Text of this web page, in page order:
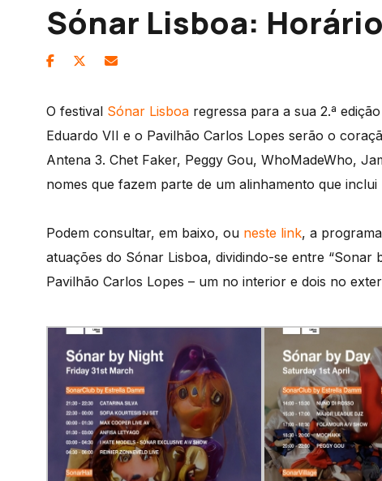
Sónar Lisboa:
O festival Sónar Lisboa regressa para a sua 2.ª
Eduardo VII e o Pavilhão Carlos Lopes serão o
Antena 3. Chet Faker, Peggy Gou, WhoMadeWho,
nomes que fazem parte de um alinhamento que
Podem consultar, em baixo, ou neste link, a
atuações do Sónar Lisboa, dividindo-se entre
Pavilhão Carlos Lopes – um no interior e dois no